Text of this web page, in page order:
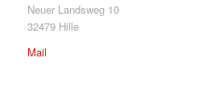
Neuer Landsweg 10
32479 Hille
Mail